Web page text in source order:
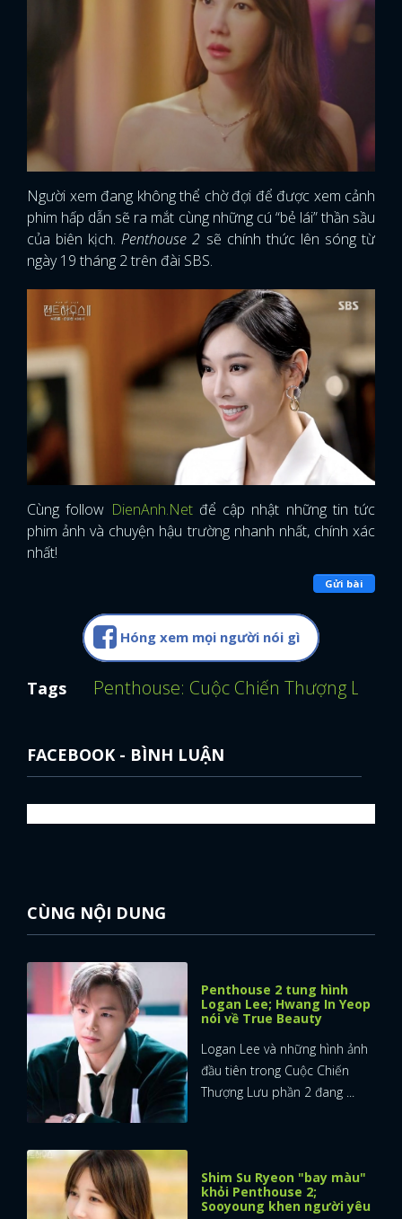
Người xem đang không thể chờ đợi để được xem cảnh
phim hấp dẫn sẽ ra mắt cùng những cú “bẻ lái” thần sầu
của biên kịch.Penthouse 2 sẽ chính thức lên sóng từ
ngày 19 tháng 2 trên đài SBS.
Cùng follow DienAnh.Netđể cập nhật những tin tức
phim ảnh và chuyện hậu trường nhanh nhất, chính xác
nhất!
Gửi bài
Hóng xem mọi người nói gì
Tags Penthouse: Cuộc Chiến Thượng Lưu
FACEBOOK - BÌNH LUẬN
CÙNG NỘI DUNG
Penthouse 2 tung hình
Logan Lee; Hwang In Yeop
nói về True Beauty
Logan Lee và những hình ảnh
đầu tiên trong Cuộc Chiến
Thượng Lưu phần 2 đang ...
Shim Su Ryeon "bay màu"
khỏi Penthouse 2;
Sooyoung khen người yêu